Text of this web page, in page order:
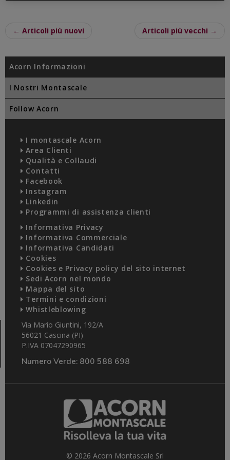
← Articoli più nuovi Articoli più vecchi →
Acorn Informazioni
I Nostri Montascale
Follow Acorn
I montascale Acorn
Area Clienti
Qualità e Collaudi
Contatti
Facebook
Instagram
Linkedin
Programmi di assistenza clienti
Informativa Privacy
Informativa Commerciale
Informativa Candidati
Cookies
Cookies e Privacy policy del sito internet
Sedi Acorn nel mondo
Mappa del sito
Termini e condizioni
Whistleblowing
Via Mario Giuntini, 192/A
56021 Cascina (PI)
P.IVA 07047290965
Numero Verde: 800 588 698
© 2026 Acorn Montascale Srl